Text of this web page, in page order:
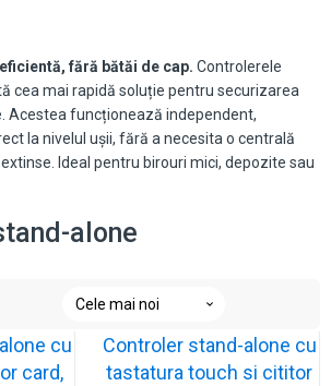
fără bătăi de cap. Controlerele
cea mai rapidă soluție pentru securizarea
Acestea funcționează independent,
la nivelul ușii, fără a necesita o centrală
Ideal pentru birouri mici, depozite sau
alone
cu
card,
Controler stand-alone cu
tastatura touch si cititor